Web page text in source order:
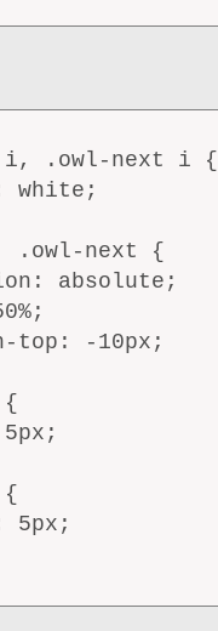
i, .owl-next i {
white;
.owl-next {
absolute;
top: -10px;
{
{
5px;